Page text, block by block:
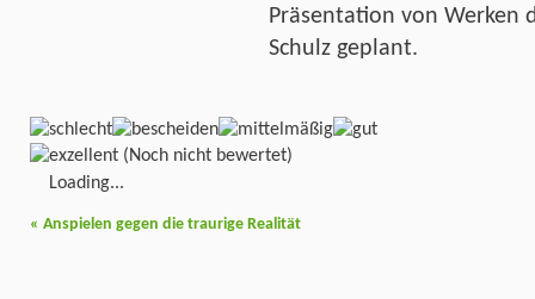
Präsentation von Werken
Schulz geplant.
(Noch nicht bewertet)
Loading...
« Anspielen gegen die traurige Realität